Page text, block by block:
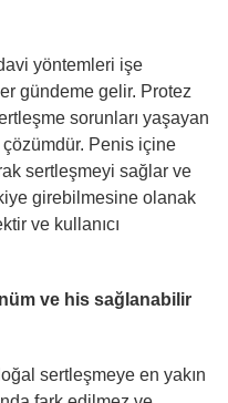
yöntemleri işe
gündeme gelir. Protez
sorunları yaşayan
çözümdür. Penis içine
sertleşmeyi sağlar ve
girebilmesine olanak
ve kullanıcı
ve his sağlanabilir
sertleşmeye en yakın